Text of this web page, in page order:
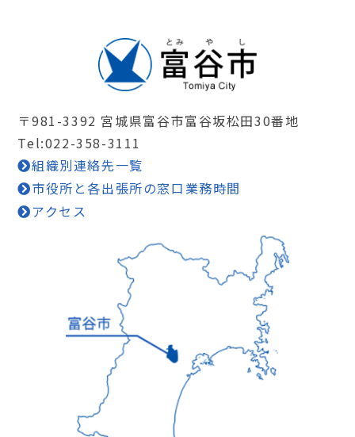
〒981-3392 宮城県富谷市富谷坂松田30番地
Tel:022-358-3111
組織別連絡先一覧
市役所と各出張所の窓口業務時間
アクセス